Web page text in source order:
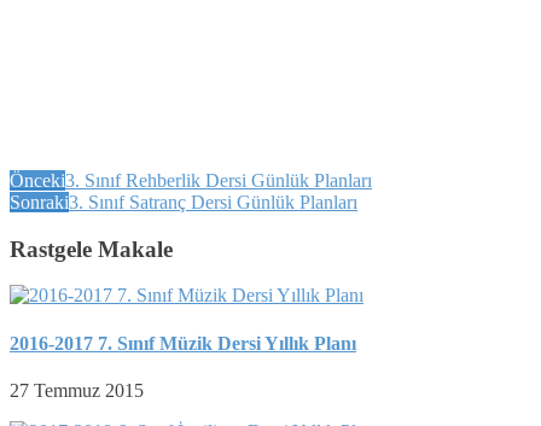
Önceki3. Sınıf Rehberlik Dersi Günlük Planları
Sonraki3. Sınıf Satranç Dersi Günlük Planları
Rastgele Makale
2016-2017 7. Sınıf Müzik Dersi Yıllık Planı
27 Temmuz 2015